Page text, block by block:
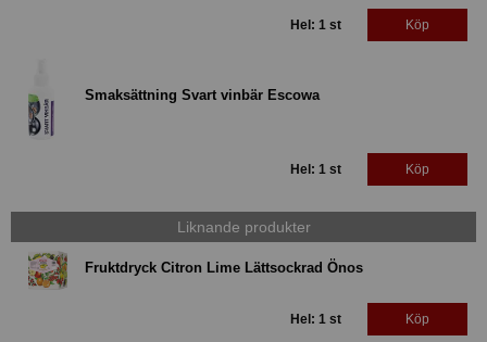
Hel: 1 st Köp
Smaksättning Svart vinbär Escowa
Hel: 1 st Köp
Liknande produkter
Fruktdryck Citron Lime Lättsockrad Önos
Hel: 1 st Köp